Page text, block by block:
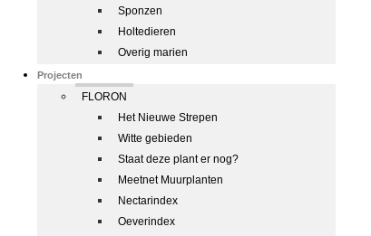
Sponzen
Holtedieren
Overig marien
Projecten
FLORON
Het Nieuwe Strepen
Witte gebieden
Staat deze plant er nog?
Meetnet Muurplanten
Nectarindex
Oeverindex